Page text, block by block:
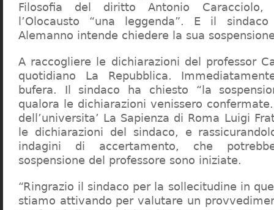
Filosofia del diritto Antonio
l’Olocausto “una leggenda”. E il
Alemanno intende chiedere la sua
A raccogliere le dichiarazioni del professor
quotidiano La Repubblica.
bufera. Il sindaco ha chiesto “la
qualora le dichiarazioni venissero
dell’universita’ La Sapienza di Roma Luigi
le dichiarazioni del sindaco, e
indagini di accertamento, che
sospensione del professore sono iniziate.
“Ringrazio il sindaco per la sollecitudine in
stiamo attivando per valutare un